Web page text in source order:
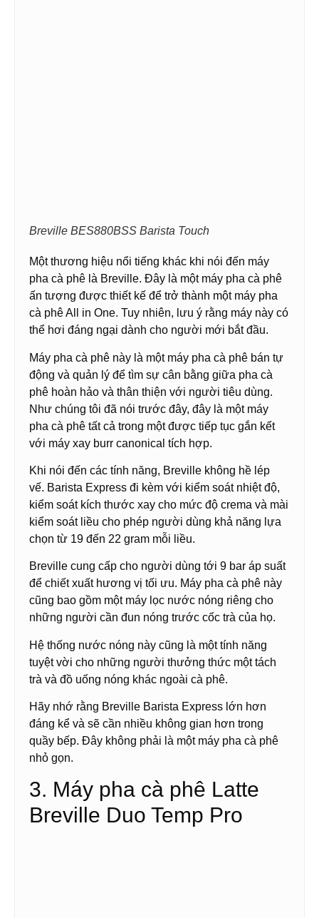
Breville BES880BSS Barista Touch
Một thương hiệu nổi tiếng khác khi nói đến máy
pha cà phê là Breville. Đây là một máy pha cà phê
ấn tượng được thiết kế để trở thành một máy pha
cà phê All in One. Tuy nhiên, lưu ý rằng máy này có
thể hơi đáng ngại dành cho người mới bắt đầu.
Máy pha cà phê này là một máy pha cà phê bán tự
động và quản lý để tìm sự cân bằng giữa pha cà
phê hoàn hảo và thân thiện với người tiêu dùng.
Như chúng tôi đã nói trước đây, đây là một máy
pha cà phê tất cả trong một được tiếp tục gắn kết
với máy xay burr canonical tích hợp.
Khi nói đến các tính năng, Breville không hề lép
vế. Barista Express đi kèm với kiểm soát nhiệt độ,
kiểm soát kích thước xay cho mức độ crema và mài
kiểm soát liều cho phép người dùng khả năng lựa
chọn từ 19 đến 22 gram mỗi liều.
Breville cung cấp cho người dùng tới 9 bar áp suất
để chiết xuất hương vị tối ưu. Máy pha cà phê này
cũng bao gồm một máy lọc nước nóng riêng cho
những người cần đun nóng trước cốc trà của họ.
Hệ thống nước nóng này cũng là một tính năng
tuyệt vời cho những người thưởng thức một tách
trà và đồ uống nóng khác ngoài cà phê.
Hãy nhớ rằng Breville Barista Express lớn hơn
đáng kể và sẽ cần nhiều không gian hơn trong
quầy bếp. Đây không phải là một máy pha cà phê
nhỏ gọn.
3. Máy pha cà phê Latte
Breville Duo Temp Pro